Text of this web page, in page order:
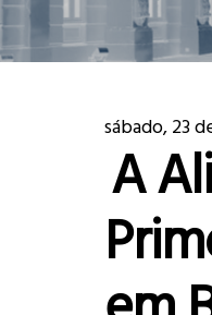
sábado, 23
A